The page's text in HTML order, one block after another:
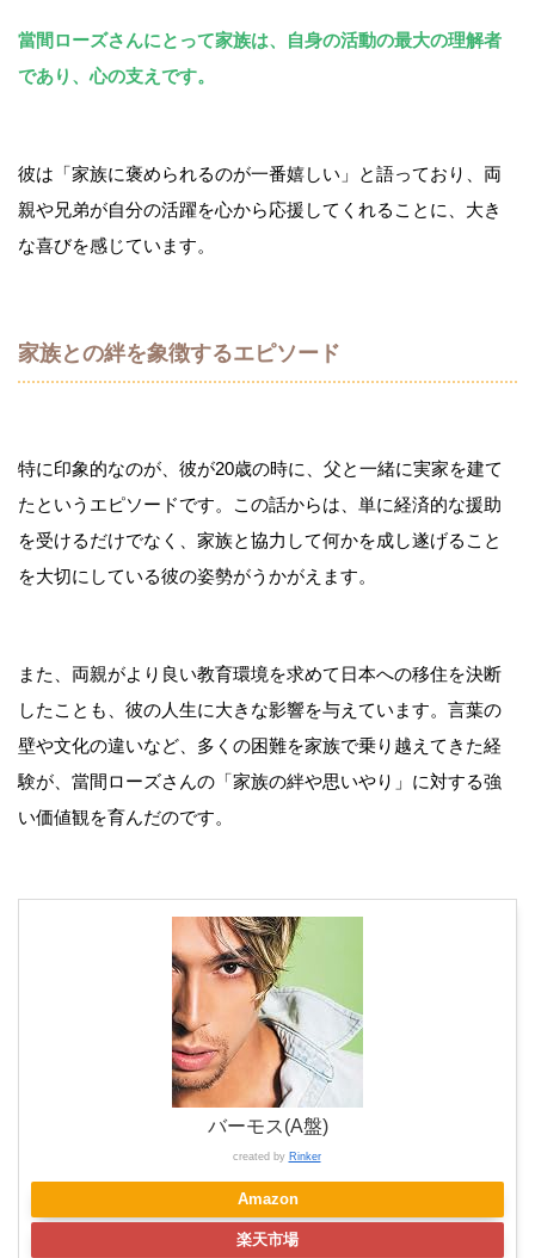
當間ローズさんにとって家族は、自身の活動の最大の理解者
であり、心の支えです。
彼は「家族に褒められるのが一番嬉しい」と語っており、両
親や兄弟が自分の活躍を心から応援してくれることに、大き
な喜びを感じています。
家族との絆を象徴するエピソード
特に印象的なのが、彼が20歳の時に、父と一緒に実家を建て
たというエピソードです。この話からは、単に経済的な援助
を受けるだけでなく、家族と協力して何かを成し遂げること
を大切にしている彼の姿勢がうかがえます。
また、両親がより良い教育環境を求めて日本への移住を決断
したことも、彼の人生に大きな影響を与えています。言葉の
壁や文化の違いなど、多くの困難を家族で乗り越えてきた経
験が、當間ローズさんの「家族の絆や思いやり」に対する強
い価値観を育んだのです。
バーモス(A盤)
created by Rinker
Amazon
楽天市場